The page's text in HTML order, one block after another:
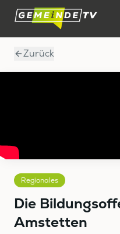
Zurück
Regionales
Die
Amstetten